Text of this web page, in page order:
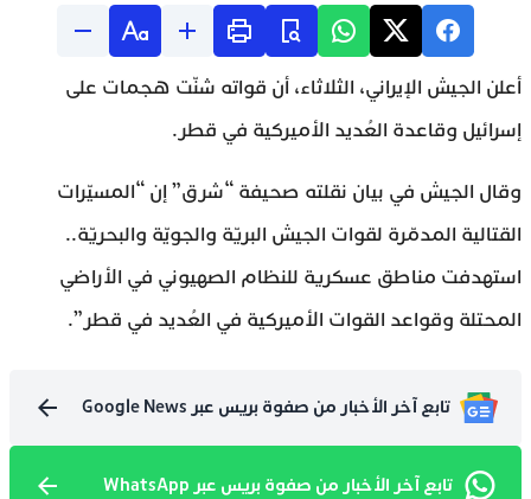
أعلن الجيش الإيراني، الثلاثاء، أن قواته شنّت هجمات على
إسرائيل وقاعدة العُديد الأميركية في قطر.
وقال الجيش في بيان نقلته صحيفة “شرق” إن “المسيّرات
القتالية المدمّرة لقوات الجيش البريّة والجويّة والبحريّة..
استهدفت مناطق عسكرية للنظام الصهيوني في الأراضي
المحتلة وقواعد القوات الأميركية في العُديد في قطر”.
تابع آخر الأخبار من صفوة بريس عبر Google News
تابع آخر الأخبار من صفوة بريس عبر WhatsApp